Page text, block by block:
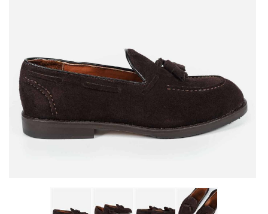
ข่าวสาร
แจ้งชำระเงิน